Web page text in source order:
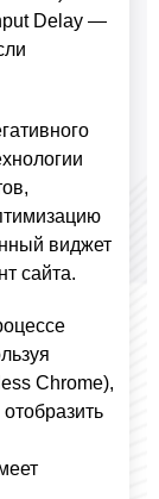
Delay —
виджет
сайта.
Chrome),